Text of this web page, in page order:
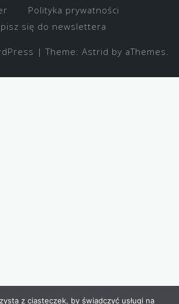
Polityka prywatności
się do newslettera
|Theme: Astrid by aThemes.
z ciasteczek, by świadczyć usługi na